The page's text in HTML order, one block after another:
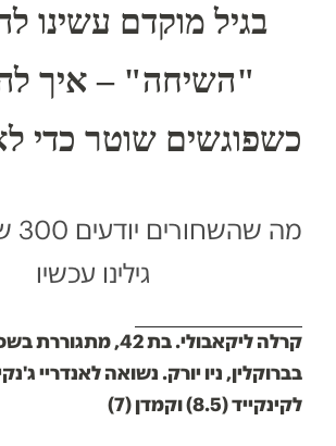
בגיל מוקדם עשינו
"השיחה" – איך
כשפוגשים שוטר כדי
גילינו עכשיו
קרלה ליקאבולי. בת 42,
בברוקלין, ניו יורק. נשואה לאנדריי
לקינקייד (8.5) וקמדן (7)